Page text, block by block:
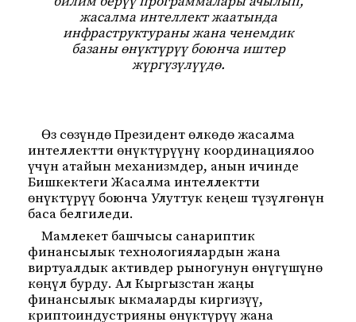
жасалма интеллект жаатында
инфраструктураны жана ченемдик
базаны өнүктүрүү боюнча иштер
жүргүзүлүүдө.
Өз сөзүндө Президент өлкөдө жасалма
интеллектти өнүктүрүүнү координациялоо
үчүн атайын механизмдер, анын ичинде
Бишкектеги Жасалма интеллектти
өнүктүрүү боюнча Улуттук кеңеш түзүлгөнүн
баса белгиледи.
Мамлекет башчысы санариптик
финансылык технологиялардын жана
виртуалдык активдер рыногунун өнүгүшүнө
көңүл бурду. Ал Кыргызстан жаңы
финансылык ыкмаларды киргизүү,
криптоиндустрияны өнүктүрүү жана